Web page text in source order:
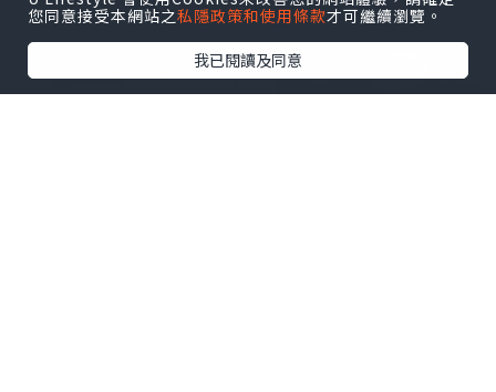
您同意接受本網站之私隱政策和使用條款才可繼續瀏覽。
我已閱讀及同意